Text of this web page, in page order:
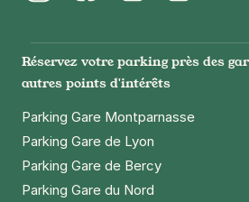
Réservez votre parking près des
autres points d'intérêts
Parking Gare Montparnasse
Parking Gare de Lyon
Parking Gare de Bercy
Parking Gare du Nord